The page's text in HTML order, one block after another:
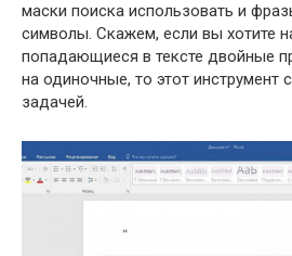
маски поиска использовать и
символы. Скажем, если вы хотите
попадающиеся в тексте двойные
на одиночные, то этот инструмент
задачей.